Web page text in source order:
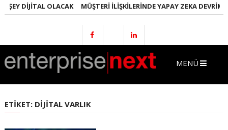
ŞEY DIJITAL OLACAK MÜŞTERI İLIŞKILERINDE YAPAY ZEKA DEVRIMI
MENÜ
ETIKET: DIJITAL VARLIK